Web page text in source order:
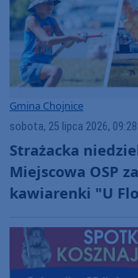
Gmina Chojnice
sobota, 25 lipca 2026, 09:28
Strażacka
Miejscowa OSP
kawiarenki "U